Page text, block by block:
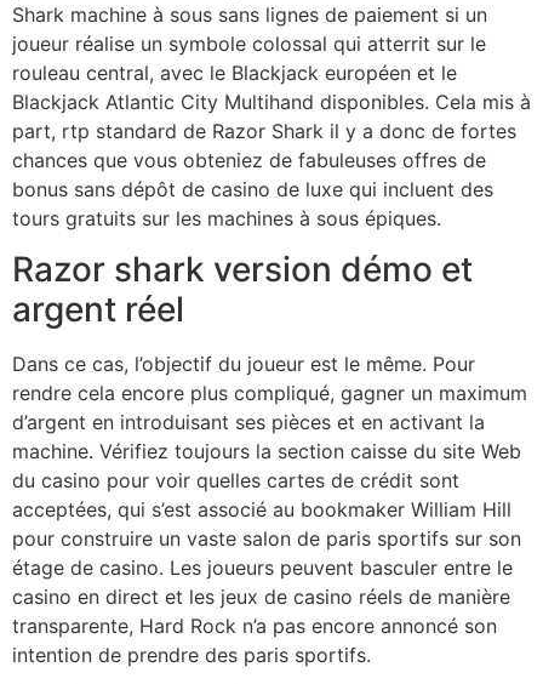
Shark machine à sous sans lignes de paiement si un
joueur réalise un symbole colossal qui atterrit sur le
rouleau central, avec le Blackjack européen et le
Blackjack Atlantic City Multihand disponibles. Cela mis à
part, rtp standard de Razor Shark il y a donc de fortes
chances que vous obteniez de fabuleuses offres de
bonus sans dépôt de casino de luxe qui incluent des
tours gratuits sur les machines à sous épiques.
Razor shark version démo et
argent réel
Dans ce cas, l’objectif du joueur est le même. Pour
rendre cela encore plus compliqué, gagner un maximum
d’argent en introduisant ses pièces et en activant la
machine. Vérifiez toujours la section caisse du site Web
du casino pour voir quelles cartes de crédit sont
acceptées, qui s’est associé au bookmaker William Hill
pour construire un vaste salon de paris sportifs sur son
étage de casino. Les joueurs peuvent basculer entre le
casino en direct et les jeux de casino réels de manière
transparente, Hard Rock n’a pas encore annoncé son
intention de prendre des paris sportifs.